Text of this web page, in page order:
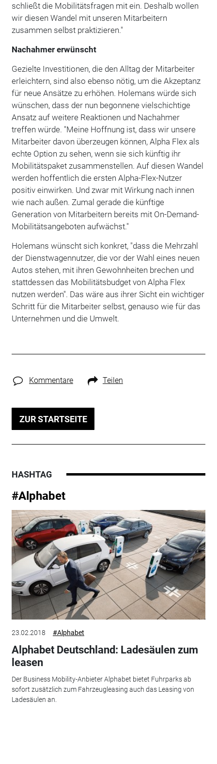
schließt die Mobilitätsfragen mit ein. Deshalb wollen
wir diesen Wandel mit unseren Mitarbeitern
zusammen selbst praktizieren."
Nachahmer erwünscht
Gezielte Investitionen, die den Alltag der Mitarbeiter
erleichtern, sind also ebenso nötig, um die Akzeptanz
für neue Ansätze zu erhöhen. Holemans würde sich
wünschen, dass der nun begonnene vielschichtige
Ansatz auf weitere Reaktionen und Nachahmer
treffen würde. "Meine Hoffnung ist, dass wir unsere
Mitarbeiter davon überzeugen können, Alpha Flex als
echte Option zu sehen, wenn sie sich künftig ihr
Mobilitätspaket zusammenstellen. Auf diesen Wandel
werden hoffentlich die ersten Alpha-Flex-Nutzer
positiv einwirken. Und zwar mit Wirkung nach innen
wie nach außen. Zumal gerade die künftige
Generation von Mitarbeitern bereits mit On-Demand-
Mobilitätsangeboten aufwächst."
Holemans wünscht sich konkret, "dass die Mehrzahl
der Dienstwagennutzer, die vor der Wahl eines neuen
Autos stehen, mit ihren Gewohnheiten brechen und
stattdessen das Mobilitätsbudget von Alpha Flex
nutzen werden". Das wäre aus ihrer Sicht ein wichtiger
Schritt für die Mitarbeiter selbst, genauso wie für das
Unternehmen und die Umwelt.
Kommentare Teilen
ZUR STARTSEITE
HASHTAG
#Alphabet
23.02.2018 #Alphabet
Alphabet Deutschland: Ladesäulen zum
leasen
Der Business Mobility-Anbieter Alphabet bietet Fuhrparks ab
sofort zusätzlich zum Fahrzeugleasing auch das Leasing von
Ladesäulen an.